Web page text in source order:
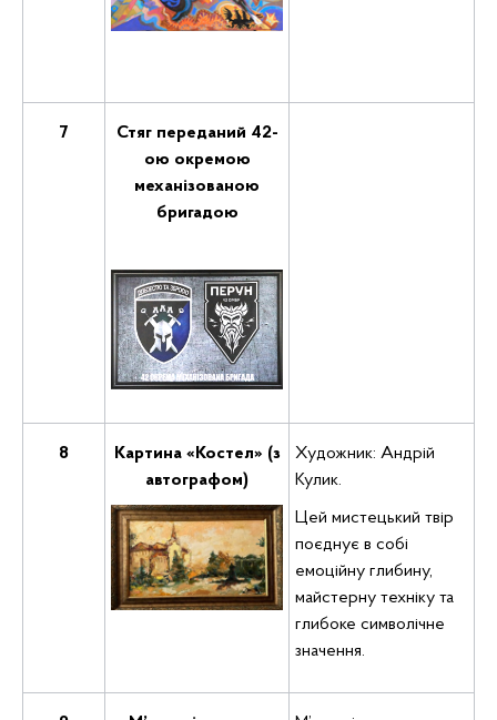
7
Стяг переданий 42-
ою окремою
механізованою
бригадою
8
Картина «Костел» (з
автографом)
Художник: Андрій
Кулик.
Цей мистецький твір
поєднує в собі
емоційну глибину,
майстерну техніку та
глибоке символічне
значення.